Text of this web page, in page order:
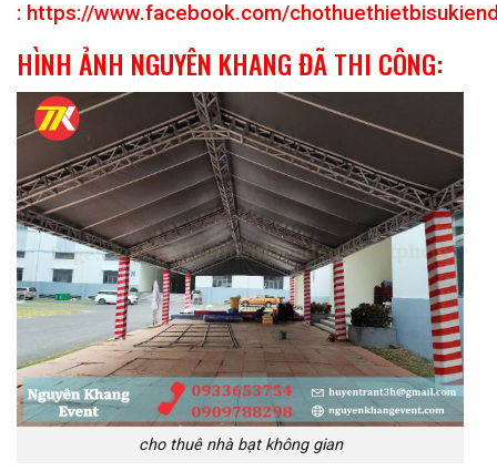
: https://www.facebook.com/
HÌNH ẢNH NGUYÊN KHANG ĐÃ THI CÔNG:
cho thuê nhà bạt không gian